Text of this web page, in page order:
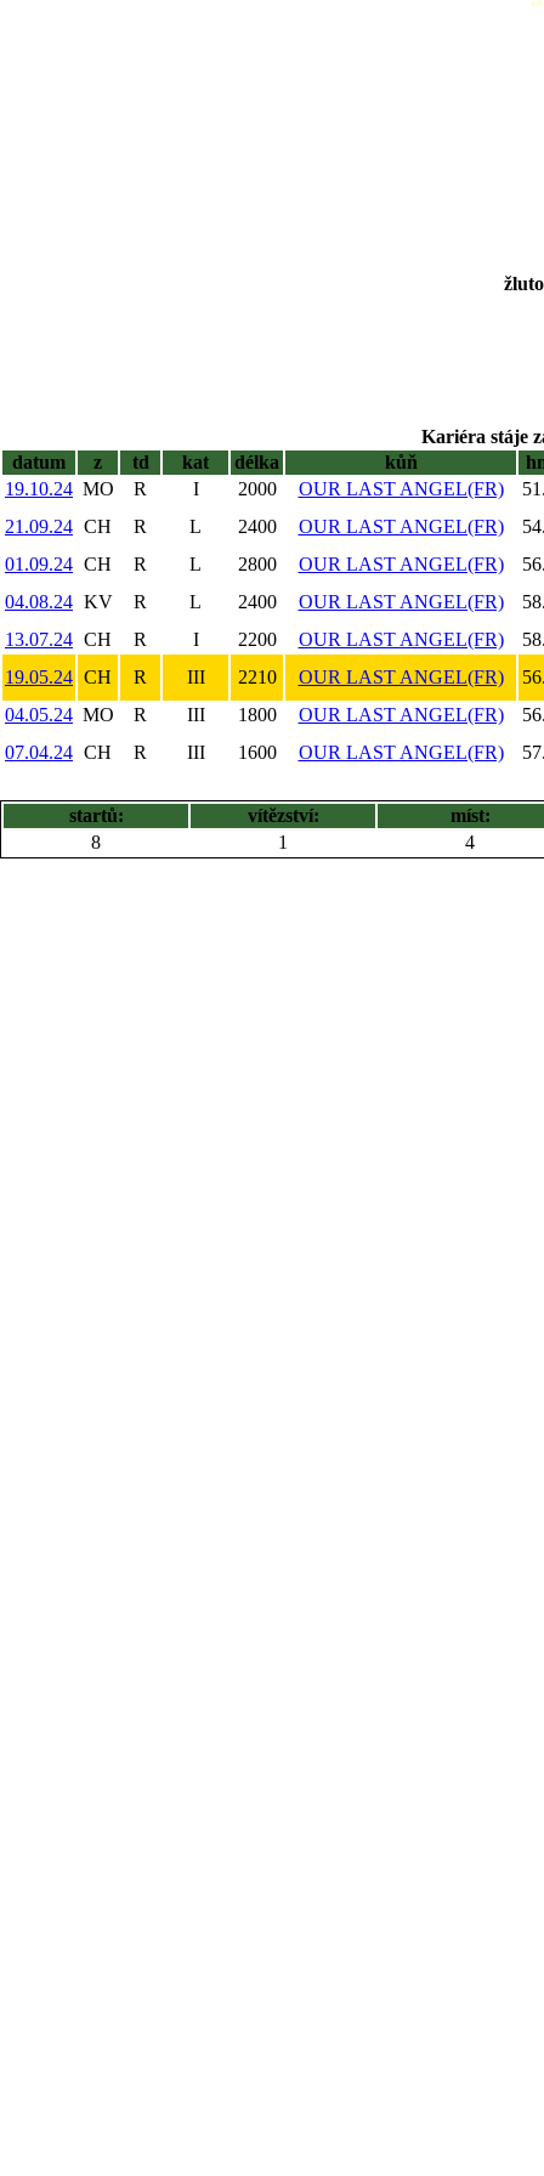
Kariéra stáje
datum
z td kat délka kůň
19.10.24 MO R I 2000 OUR LAST ANGEL(FR)
21.09.24 CH R L 2400 OUR LAST ANGEL(FR)
01.09.24 CH R L 2800 OUR LAST ANGEL(FR)
04.08.24 KV R L 2400 OUR LAST ANGEL(FR)
13.07.24 CH R I 2200 OUR LAST ANGEL(FR)
19.05.24 CH R III 2210 OUR LAST ANGEL(FR)
04.05.24 MO R III 1800 OUR LAST ANGEL(FR)
07.04.24 CH R III 1600 OUR LAST ANGEL(FR)
startů: vítězství:
míst:
8
1 4